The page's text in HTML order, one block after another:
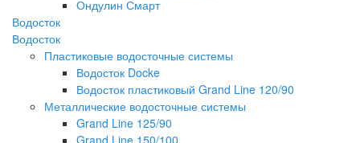
Ондулин Смарт
Водосток
Водосток
Пластиковые водосточные системы
Водосток Docke
Водосток пластиковый Grand Line 120/90
Металлические водосточные системы
Grand Line 125/90